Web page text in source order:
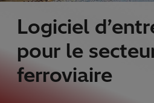
Logiciel
pour le
ferroviaire